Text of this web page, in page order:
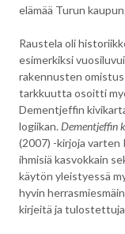
elämää Turun
Raustela oli
esimerkiksi
rakennusten
tarkkuutta osoitti
Dementjeffin
logiikan.Dementjeffin
(2007) -kirjoja
ihmisiä kasvokkain
käytön yleistyessä
hyvin
kirjeitä ja